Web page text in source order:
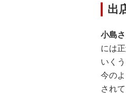
出
小島
には
いく
今の
され